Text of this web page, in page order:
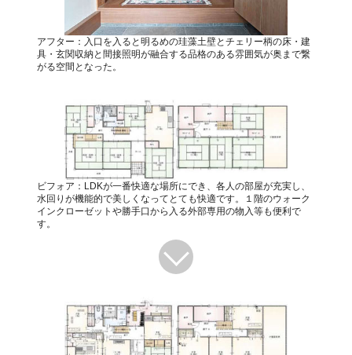
アフター：入口を入ると明るめの珪藻土壁とチェリー柄の床・建
具・玄関収納と間接照明が融合する品格のある雰囲気が奥まで繋
がる空間となった。
ビフォア：LDKが一番快適な場所にでき、各人の部屋が充実し、
水回りが機能的で美しくなってとても快適です。１階のウォーク
インクローゼットや勝手口から入る外部専用の物入等も便利で
す。